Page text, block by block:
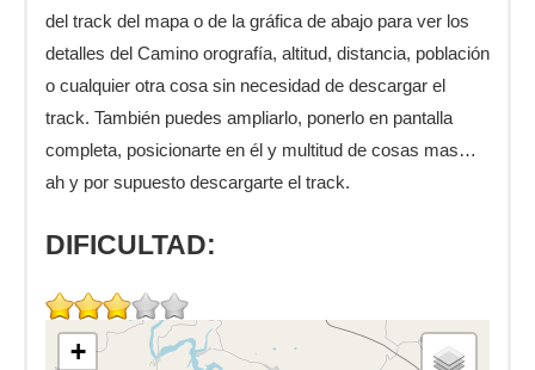
del track del mapa o de la gráfica de abajo para ver los
detalles del Camino orografía, altitud, distancia, población
o cualquier otra cosa sin necesidad de descargar el
track. También puedes ampliarlo, ponerlo en pantalla
completa, posicionarte en él y multitud de cosas mas…
ah y por supuesto descargarte el track.
DIFICULTAD:
+